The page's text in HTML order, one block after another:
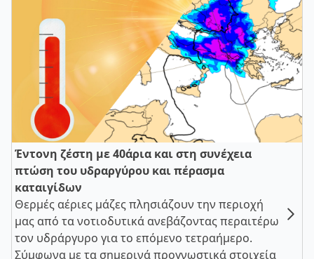
Έντονη ζέστη με 40άρια και στη συνέχεια
πτώση του υδραργύρου και πέρασμα
καταιγίδων
Θερμές αέριες μάζες πλησιάζουν την περιοχή
μας από τα νοτιοδυτικά ανεβάζοντας περαιτέρω
τον υδράργυρο για το επόμενο τετραήμερο.
Σύμφωνα με τα σημερινά προγνωστικά στοιχεία